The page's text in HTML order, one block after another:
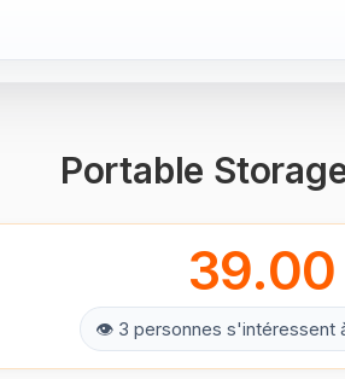
Portable
39.00
👁 3 personnes s'intéressent